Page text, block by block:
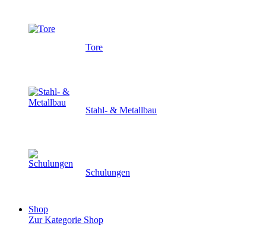
Tore
Stahl- & Metallbau
Schulungen
Shop
Zur Kategorie Shop